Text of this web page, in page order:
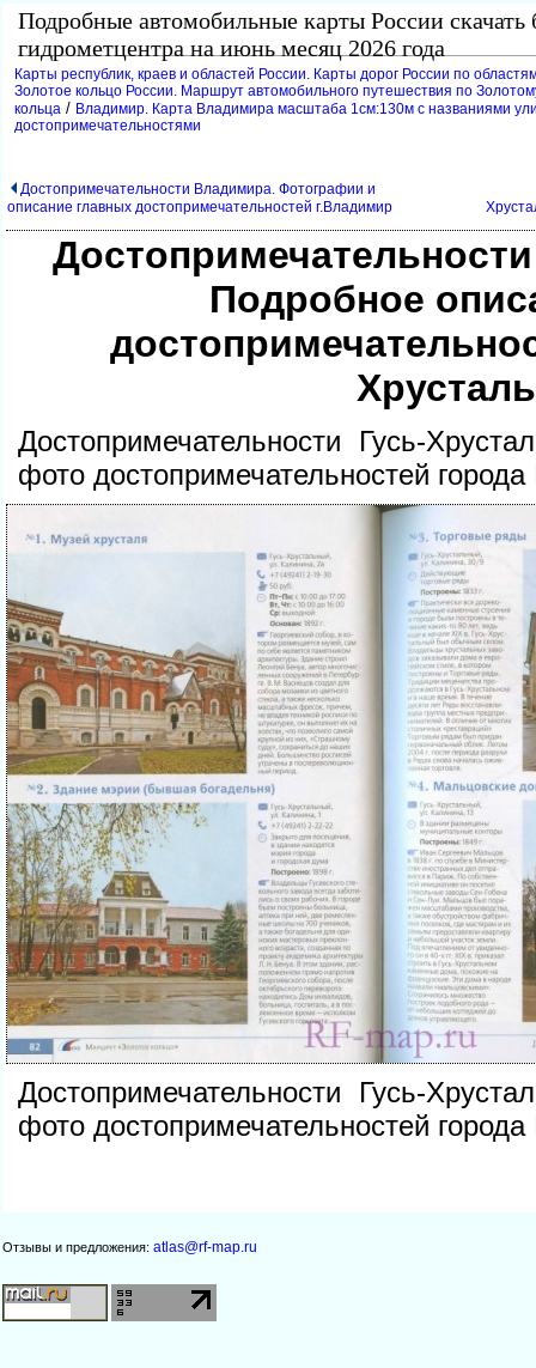
Подробные автомобильные карты России скачать
идрометцентра на июнь месяц 2026 года
Карты республик, краев и областей России. Карты дорог России по
Золотое кольцо России. Маршрут автомобильного путешествия по
кольца / ладимир. Карта Владимира масштаба 1см:130м с названиями
достопримечательностями
Достопримечательности Владимира. Фотографии и
описание главных достопримечательностей г.Владимир
Подробное
Достопримечательности Гусь-
фото достопримечательностей
Достопримечательности Гусь-
фото достопримечательностей
Отзывы и предложения: atlas@rf-map.ru